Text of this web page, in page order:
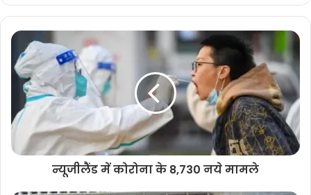
न्यूजीलैंड में कोरोना के 8,730 नये मामले